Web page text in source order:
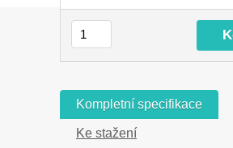
Kompletní specifikace
Ke stažení